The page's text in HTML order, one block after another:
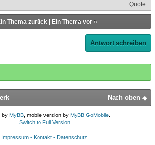
Quote
Thema zurück| Ein Thema vor»
Antwort schreiben
Nach oben
by MyBB, mobile version by MyBB GoMobile.
Switch to Full Version
Impressum - Kontakt - Datenschutz